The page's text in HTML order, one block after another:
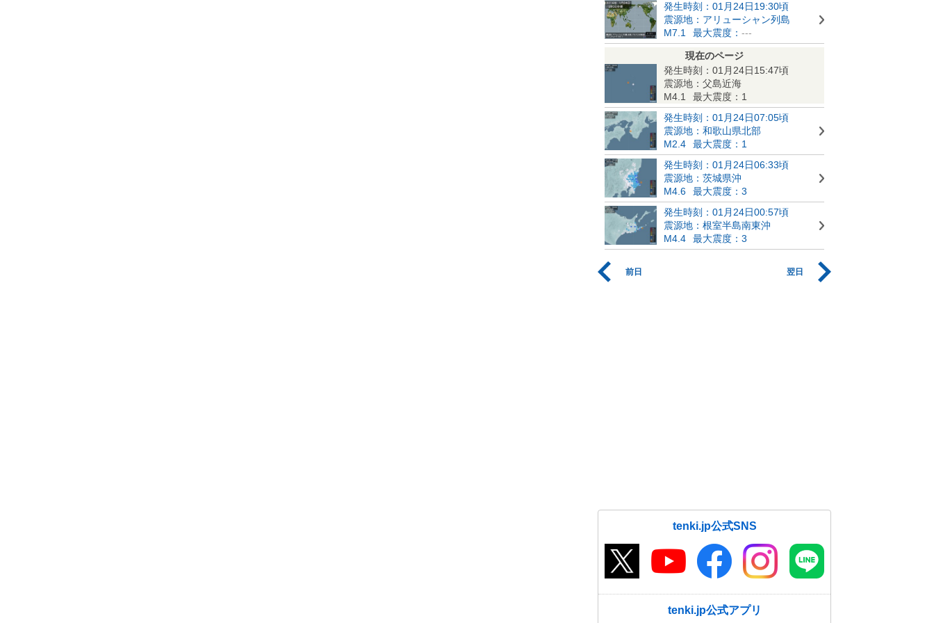
発生時刻：01月24日19:30頃
震源地：アリューシャン列島
M7.1
最大震度： ---
現在のページ
発生時刻：01月24日15:47頃
震源地：父島近海
M4.1
最大震度：1
発生時刻：01月24日07:05頃
震源地：和歌山県北部
M2.4
最大震度：1
発生時刻：01月24日06:33頃
震源地：茨城県沖
M4.6
最大震度：3
発生時刻：01月24日00:57頃
震源地：根室半島南東沖
M4.4
最大震度：3
前日 翌日
tenki.jp公式SNS
tenki.jp公式アプリ